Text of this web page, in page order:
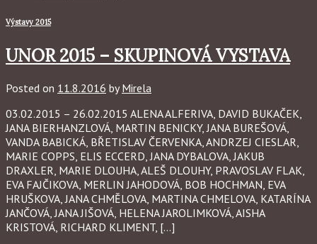
Výstavy 2015
UNOR 2015 – SKUPINOVÁ VYSTAVA
Posted on 11.8.2016 byMirela
03.02.2015 – 26.02.2015 ALENA ALFERIVA, DAVID BUKAČEK,
JANA BIERHANZLOVÁ, MARTIN BENICKY, JANA BUREŠOVÁ,
VANDA BABICKÁ, BŘETISLAV ČERVENKA, ANDRZEJ CIESLAR,
MARIE COPPS, ELIS ECCERD, JANA DYBALOVA, JAKUB
DRAXLER, MARIE DLOUHA, ALEŠ DLOUHY, PRAVOSLAV FLAK,
EVA FAJČIKOVA, MERLIN JAHODOVÁ, BOB HOCHMAN, EVA
HRUŠKOVA, JANA CHMĚLOVA, MARTINA CHMELOVA, KATARÍNA
JANČOVÁ, JANA JIŠOVÁ, HELENA JAROLIMKOVÁ, AISHA
KRISTOVÁ, RICHARD KLIMENT, […]